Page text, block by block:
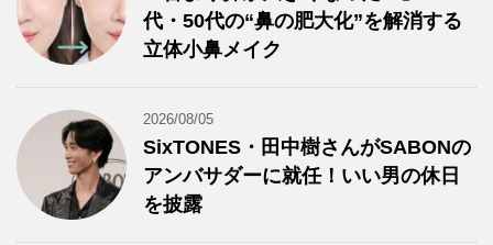
代・50代の“鼻の肥大化”を解消する
立体小鼻メイク
2026/08/05
SixTONES・田中樹さんがSABONの
アンバサダーに就任！いい男の休日
を披露